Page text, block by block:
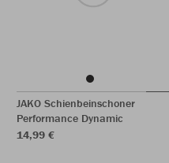
JAKO Schienbeinschoner
Performance Dynamic
14,99 €